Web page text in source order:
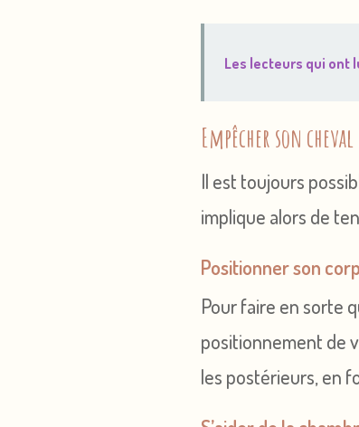
Les lecteurs qui ont
Empêcher son
Il est toujours
implique alors de
Positionner son
Pour faire en sorte
positionnement de
les postérieurs, en